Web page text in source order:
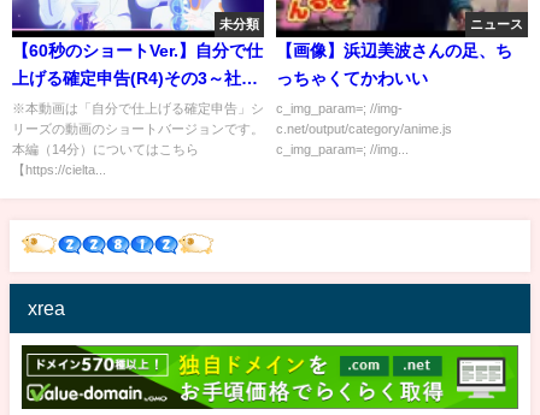
未分類
【60秒のショートVer.】自分で仕
上げる確定申告(R4)その3～社会
保険料控除
※本動画は「自分で仕上げる確定申告」シ
リーズの動画のショートバージョンです。
本編（14分）についてはこちら
【https://cielta...
ニュース
【画像】浜辺美波さんの足、ち
っちゃくてかわいい
c_img_param=; //img-
c.net/output/category/anime.js
c_img_param=; //img...
xrea